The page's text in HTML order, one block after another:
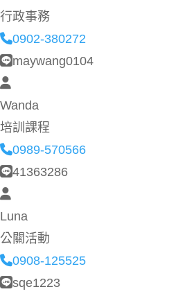
行政事務
0902-380272
maywang0104
Wanda
培訓課程
0989-570566
41363286
Luna
公關活動
0908-125525
sqe1223